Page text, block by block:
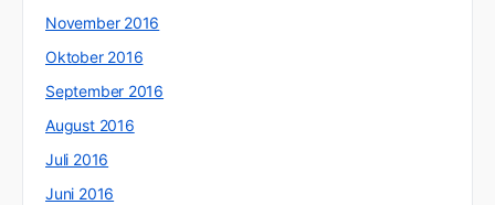
November 2016
Oktober 2016
September 2016
August 2016
Juli 2016
Juni 2016